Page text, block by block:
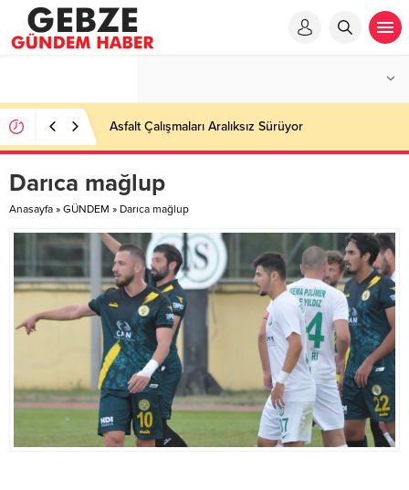
Asfalt Çalışmaları Aralıksız Sürüyor
Darıca mağlup
Anasayfa » GÜNDEM » Darıca mağlup